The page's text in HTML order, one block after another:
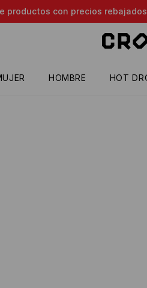
productos con precios
HOMBRE HOT